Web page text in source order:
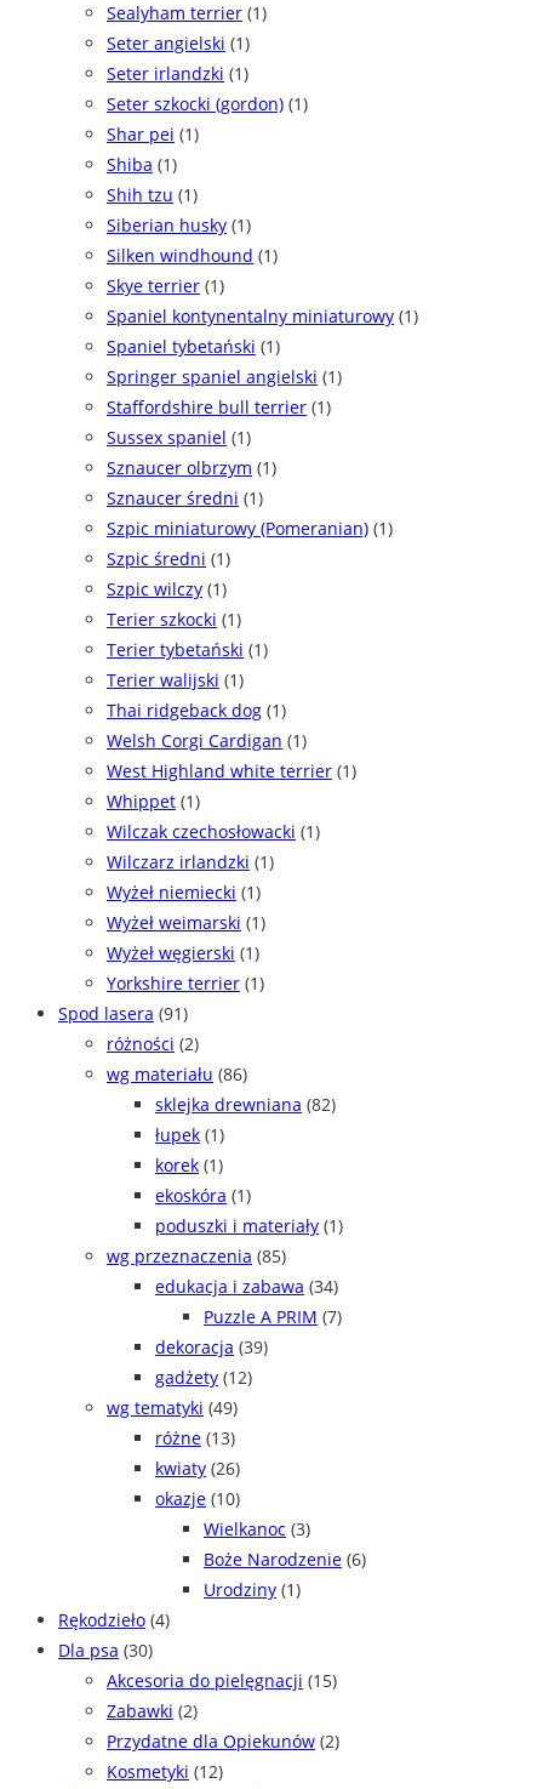
Sealyham terrier (1)
Seter angielski (1)
Seter irlandzki (1)
Seter szkocki (gordon) (1)
Shar pei (1)
Shiba (1)
Shih tzu (1)
Siberian husky (1)
Silken windhound (1)
Skye terrier (1)
Spaniel kontynentalny miniaturowy (1)
Spaniel tybetański (1)
Springer spaniel angielski (1)
Staffordshire bull terrier (1)
Sussex spaniel (1)
Sznaucer olbrzym (1)
Sznaucer średni (1)
Szpic miniaturowy (Pomeranian) (1)
Szpic średni (1)
Szpic wilczy (1)
Terier szkocki (1)
Terier tybetański (1)
Terier walijski (1)
Thai ridgeback dog (1)
Welsh Corgi Cardigan (1)
West Highland white terrier (1)
Whippet (1)
Wilczak czechosłowacki (1)
Wilczarz irlandzki (1)
Wyżeł niemiecki (1)
Wyżeł weimarski (1)
Wyżeł węgierski (1)
Yorkshire terrier (1)
Spod lasera (91)
różności (2)
wg materiału (86)
sklejka drewniana (82)
łupek (1)
korek (1)
ekoskóra (1)
poduszki i materiały (1)
wg przeznaczenia (85)
edukacja i zabawa (34)
Puzzle A PRIM (7)
dekoracja (39)
gadżety (12)
wg tematyki (49)
różne (13)
kwiaty (26)
okazje (10)
Wielkanoc (3)
Boże Narodzenie (6)
Urodziny (1)
Rękodzieło (4)
Dla psa (30)
Akcesoria do pielęgnacji (15)
Zabawki (2)
Przydatne dla Opiekunów (2)
Kosmetyki (12)